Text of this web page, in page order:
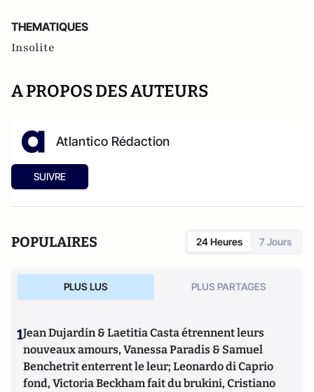
THEMATIQUES
Insolite
A PROPOS DES AUTEURS
Atlantico Rédaction
SUIVRE
POPULAIRES 24 Heures 7 Jours
PLUS LUS PLUS PARTAGES
1Jean Dujardin & Laetitia Casta étrennent leurs
nouveaux amours, Vanessa Paradis & Samuel
Benchetrit enterrent le leur; Leonardo di Caprio
fond, Victoria Beckham fait du brukini, Cristiano